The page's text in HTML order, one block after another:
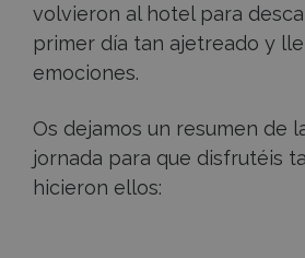
volvieron al hotel para
primer día tan ajetreado y
emociones.
Os dejamos un resumen de
jornada para que disfrutéis
hicieron ellos: